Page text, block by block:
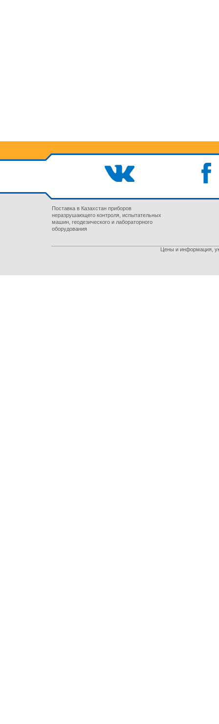
Поставка в Казахстан приборов
неразрушающего контроля, испытательных
машин, геодезического и лабораторного
оборудования
Цены и информация,